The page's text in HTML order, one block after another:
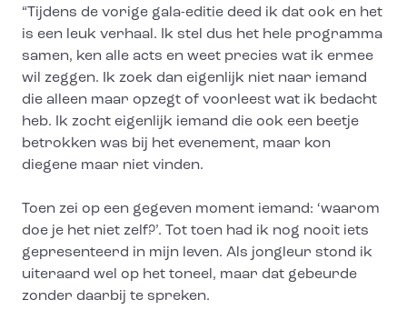
“Tijdens de vorige gala-editie deed ik dat ook en het
is een leuk verhaal. Ik stel dus het hele programma
samen, ken alle acts en weet precies wat ik ermee
wil zeggen. Ik zoek dan eigenlijk niet naar iemand
die alleen maar opzegt of voorleest wat ik bedacht
heb. Ik zocht eigenlijk iemand die ook een beetje
betrokken was bij het evenement, maar kon
diegene maar niet vinden.
Toen zei op een gegeven moment iemand: ‘waarom
doe je het niet zelf?’. Tot toen had ik nog nooit iets
gepresenteerd in mijn leven. Als jongleur stond ik
uiteraard wel op het toneel, maar dat gebeurde
zonder daarbij te spreken.